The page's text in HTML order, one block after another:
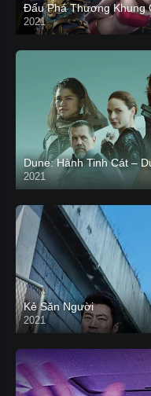
Đấu Phá Thương Khung
2021
Dune: Hành Tinh Cát –
2021
HD VIETSUB
Kẻ Săn Người
2021